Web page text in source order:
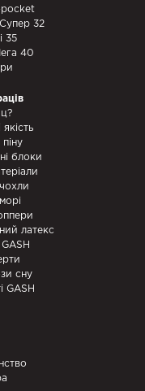
pocket
32
35
40
блоки
латекс
сну
GASH